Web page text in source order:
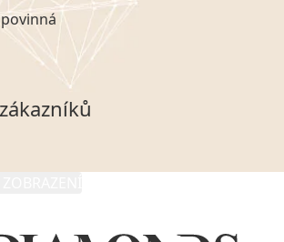
uvedený odkaz, v souladu se
Sb. v platném znění výslovně
a uchováním veškerých
které poskytuji prostřednictvím
s.r.o., IČO: 05892481. Tyto
VVDiamonds s.r.o., IČO: